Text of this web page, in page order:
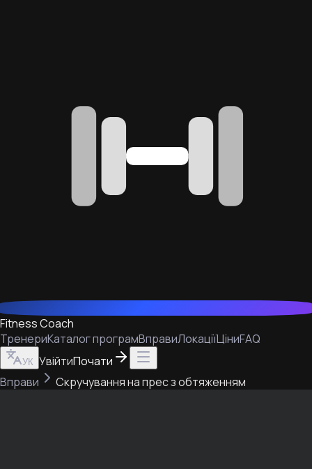
Fitness Coach
ТренериКаталог програмВправиЛокаціїЦіниFAQ
УК УвійтиПочати
Вправи
Скручування на прес з обтяженням